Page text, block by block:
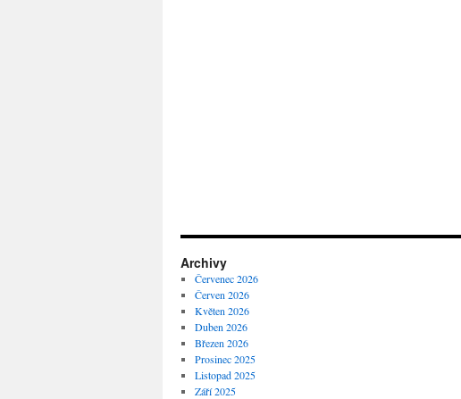
Archivy
Červenec 2026
Červen 2026
Květen 2026
Duben 2026
Březen 2026
Prosinec 2025
Listopad 2025
Září 2025